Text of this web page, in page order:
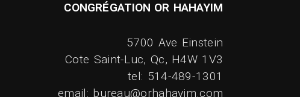
CONGRÉGATION OR HAHAYIM
5700 Ave Einstein
Cote Saint-Luc, Qc, H4W 1V3
tel: 514-489-1301
email: bureau@orhahayim.com